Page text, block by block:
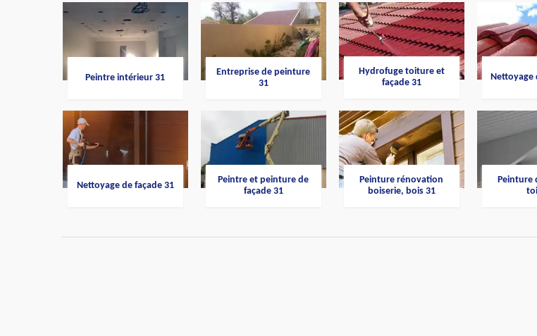
Peintre intérieur 31
Entreprise de peinture
31
Hydrofuge toiture et
façade 31
Nettoyage
Nettoyage de façade 31
Peintre et peinture de
façade 31
Peinture rénovation
boiserie, bois 31
Peinture